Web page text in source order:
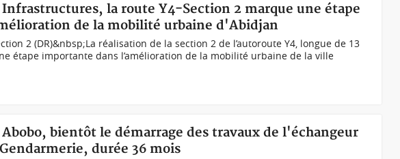
la route Y4-Section 2 marque une étape
de la mobilité urbaine d'Abidjan
2 (DR)&nbsp;La réalisation de la section 2 de l’autoroute Y4, longue de 13
étape importante dans l’amélioration de la mobilité urbaine de la ville
bientôt le démarrage des travaux de l'échangeur
durée 36 mois